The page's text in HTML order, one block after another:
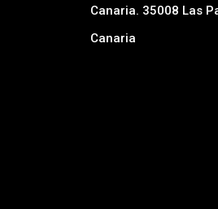
Canaria. 35008 Las
Canaria